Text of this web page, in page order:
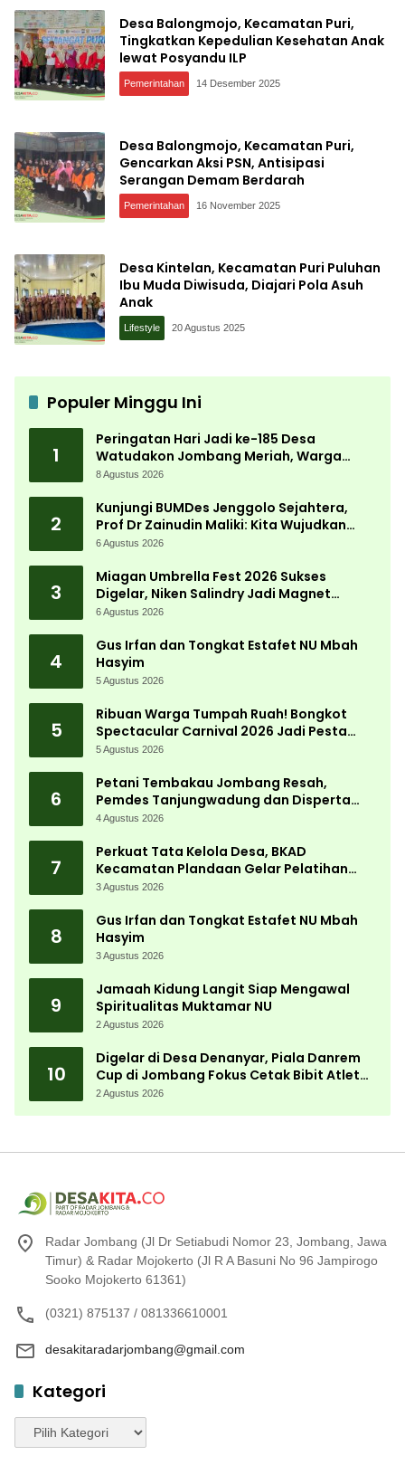
Desa Balongmojo, Kecamatan Puri,
Tingkatkan Kepedulian Kesehatan Anak
lewat Posyandu ILP
Pemerintahan 14 Desember 2025
Desa Balongmojo, Kecamatan Puri,
Gencarkan Aksi PSN, Antisipasi
Serangan Demam Berdarah
Pemerintahan 16 November 2025
Desa Kintelan, Kecamatan Puri Puluhan
Ibu Muda Diwisuda, Diajari Pola Asuh
Anak
Lifestyle 20 Agustus 2025
Populer Minggu Ini
1
Peringatan Hari Jadi ke-185 Desa
Watudakon Jombang Meriah, Warga
Tumpek Blek Padati Karnaval Budaya
8 Agustus 2026
2
Kunjungi BUMDes Jenggolo Sejahtera,
Prof Dr Zainudin Maliki: Kita Wujudkan
Kemandirian Ekonomi dengan Potensi
6 Agustus 2026
3
Miagan Umbrella Fest 2026 Sukses
Digelar, Niken Salindry Jadi Magnet
Ribuan Pengunjung
6 Agustus 2026
4
Gus Irfan dan Tongkat Estafet NU Mbah
Hasyim
5 Agustus 2026
5
Ribuan Warga Tumpah Ruah! Bongkot
Spectacular Carnival 2026 Jadi Pesta
Kemerdekaan Terbesar di Peterongan
5 Agustus 2026
6
Petani Tembakau Jombang Resah,
Pemdes Tanjungwadung dan Disperta
Bergerak Cepat
4 Agustus 2026
7
Perkuat Tata Kelola Desa, BKAD
Kecamatan Plandaan Gelar Pelatihan
Aparatur Pemdes
3 Agustus 2026
8
Gus Irfan dan Tongkat Estafet NU Mbah
Hasyim
3 Agustus 2026
9
Jamaah Kidung Langit Siap Mengawal
Spiritualitas Muktamar NU
2 Agustus 2026
10
Digelar di Desa Denanyar, Piala Danrem
Cup di Jombang Fokus Cetak Bibit Atlet
Menembak Berprestasi
2 Agustus 2026
Radar Jombang (Jl Dr Setiabudi Nomor 23, Jombang, Jawa
Timur) & Radar Mojokerto (Jl R A Basuni No 96 Jampirogo
Sooko Mojokerto 61361)
(0321) 875137 / 081336610001
desakitaradarjombang@gmail.com
Kategori
Kategori